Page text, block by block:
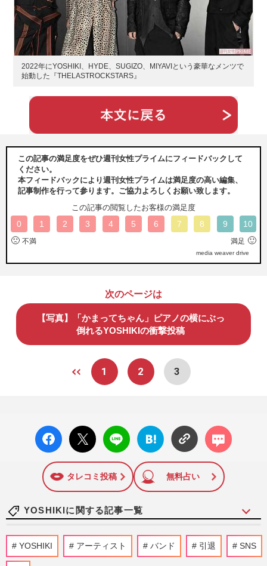
2022年にYOSHIKI、HYDE、SUGIZO、MIYAVIという豪華なメンツで
始動した『THELASTROCKSTARS』
この記事の満足度をぜひ週刊女性プライムにフィードバックして
ください。
本フィードバックにより週刊女性プライムは満足度の高い編集、
記事制作を行って参ります。ご協力よろしくお願い致します。
この記事の閲覧したお客様の満足度
0 1 2 3 4 5 6 7 8 9 10
🙁 不満 満足 🙂
media weaver drive
次のページは
【写真】「かまってちゃん」ピアノの横にぶっ
倒れるYOSHIKIの衝撃投稿
1 2 3
facebo
ok い
X ポス
ト
LINE
はてな
ブック
に追加
コメン
ト
タレコミ投稿 無料占い
YOSHIKIに関する記事一覧
ロサンゼルス・ドジャースの「ジャパニー
ズヘリテージナイト」で提供された“日本
YOSHIKI アーティスト バンド 引退 SNS